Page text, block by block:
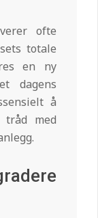
ofte
totale
en ny
dagens
å
med